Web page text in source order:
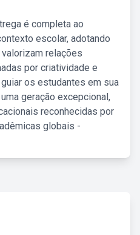
é completa ao
escolar, adotando
relações
por criatividade e
os estudantes em sua
geração excepcional,
reconhecidas por
globais -